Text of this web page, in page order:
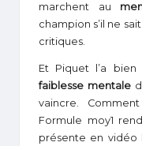
marchent au
champion s’il ne
critiques.
Et Piquet l’a
faiblesse mentale
vaincre.
Formule moy1
présente en vidéo